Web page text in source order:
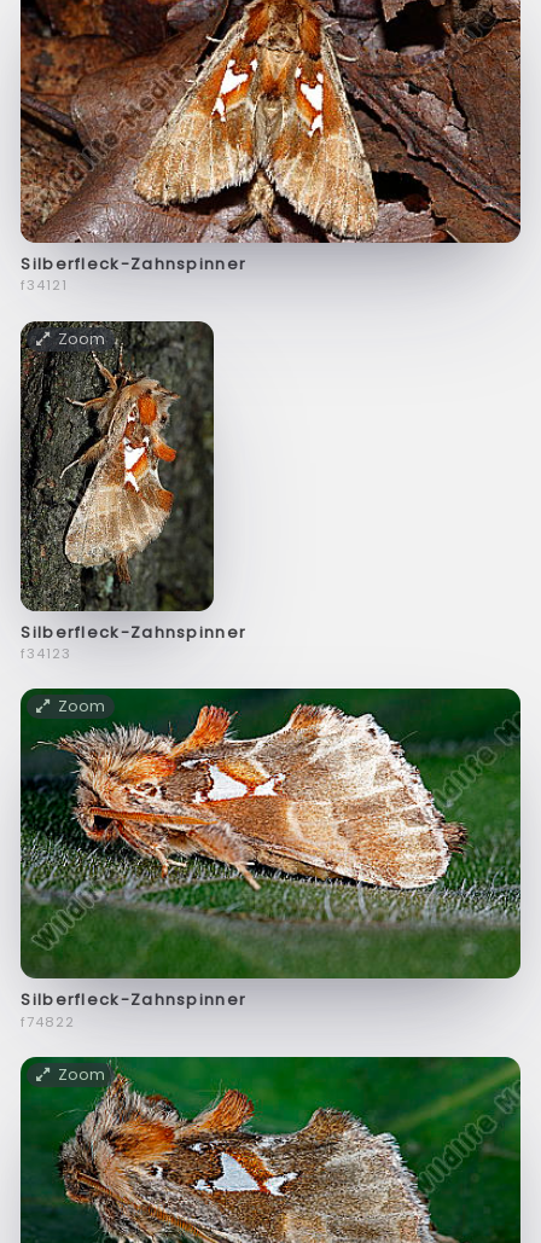
Silberfleck-Zahnspinner
f34121
Zoom
Silberfleck-Zahnspinner
f34123
Zoom
Silberfleck-Zahnspinner
f74822
Zoom